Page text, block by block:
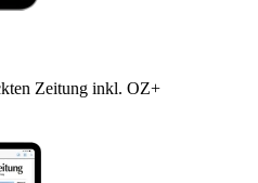
Zeitung inkl. OZ+